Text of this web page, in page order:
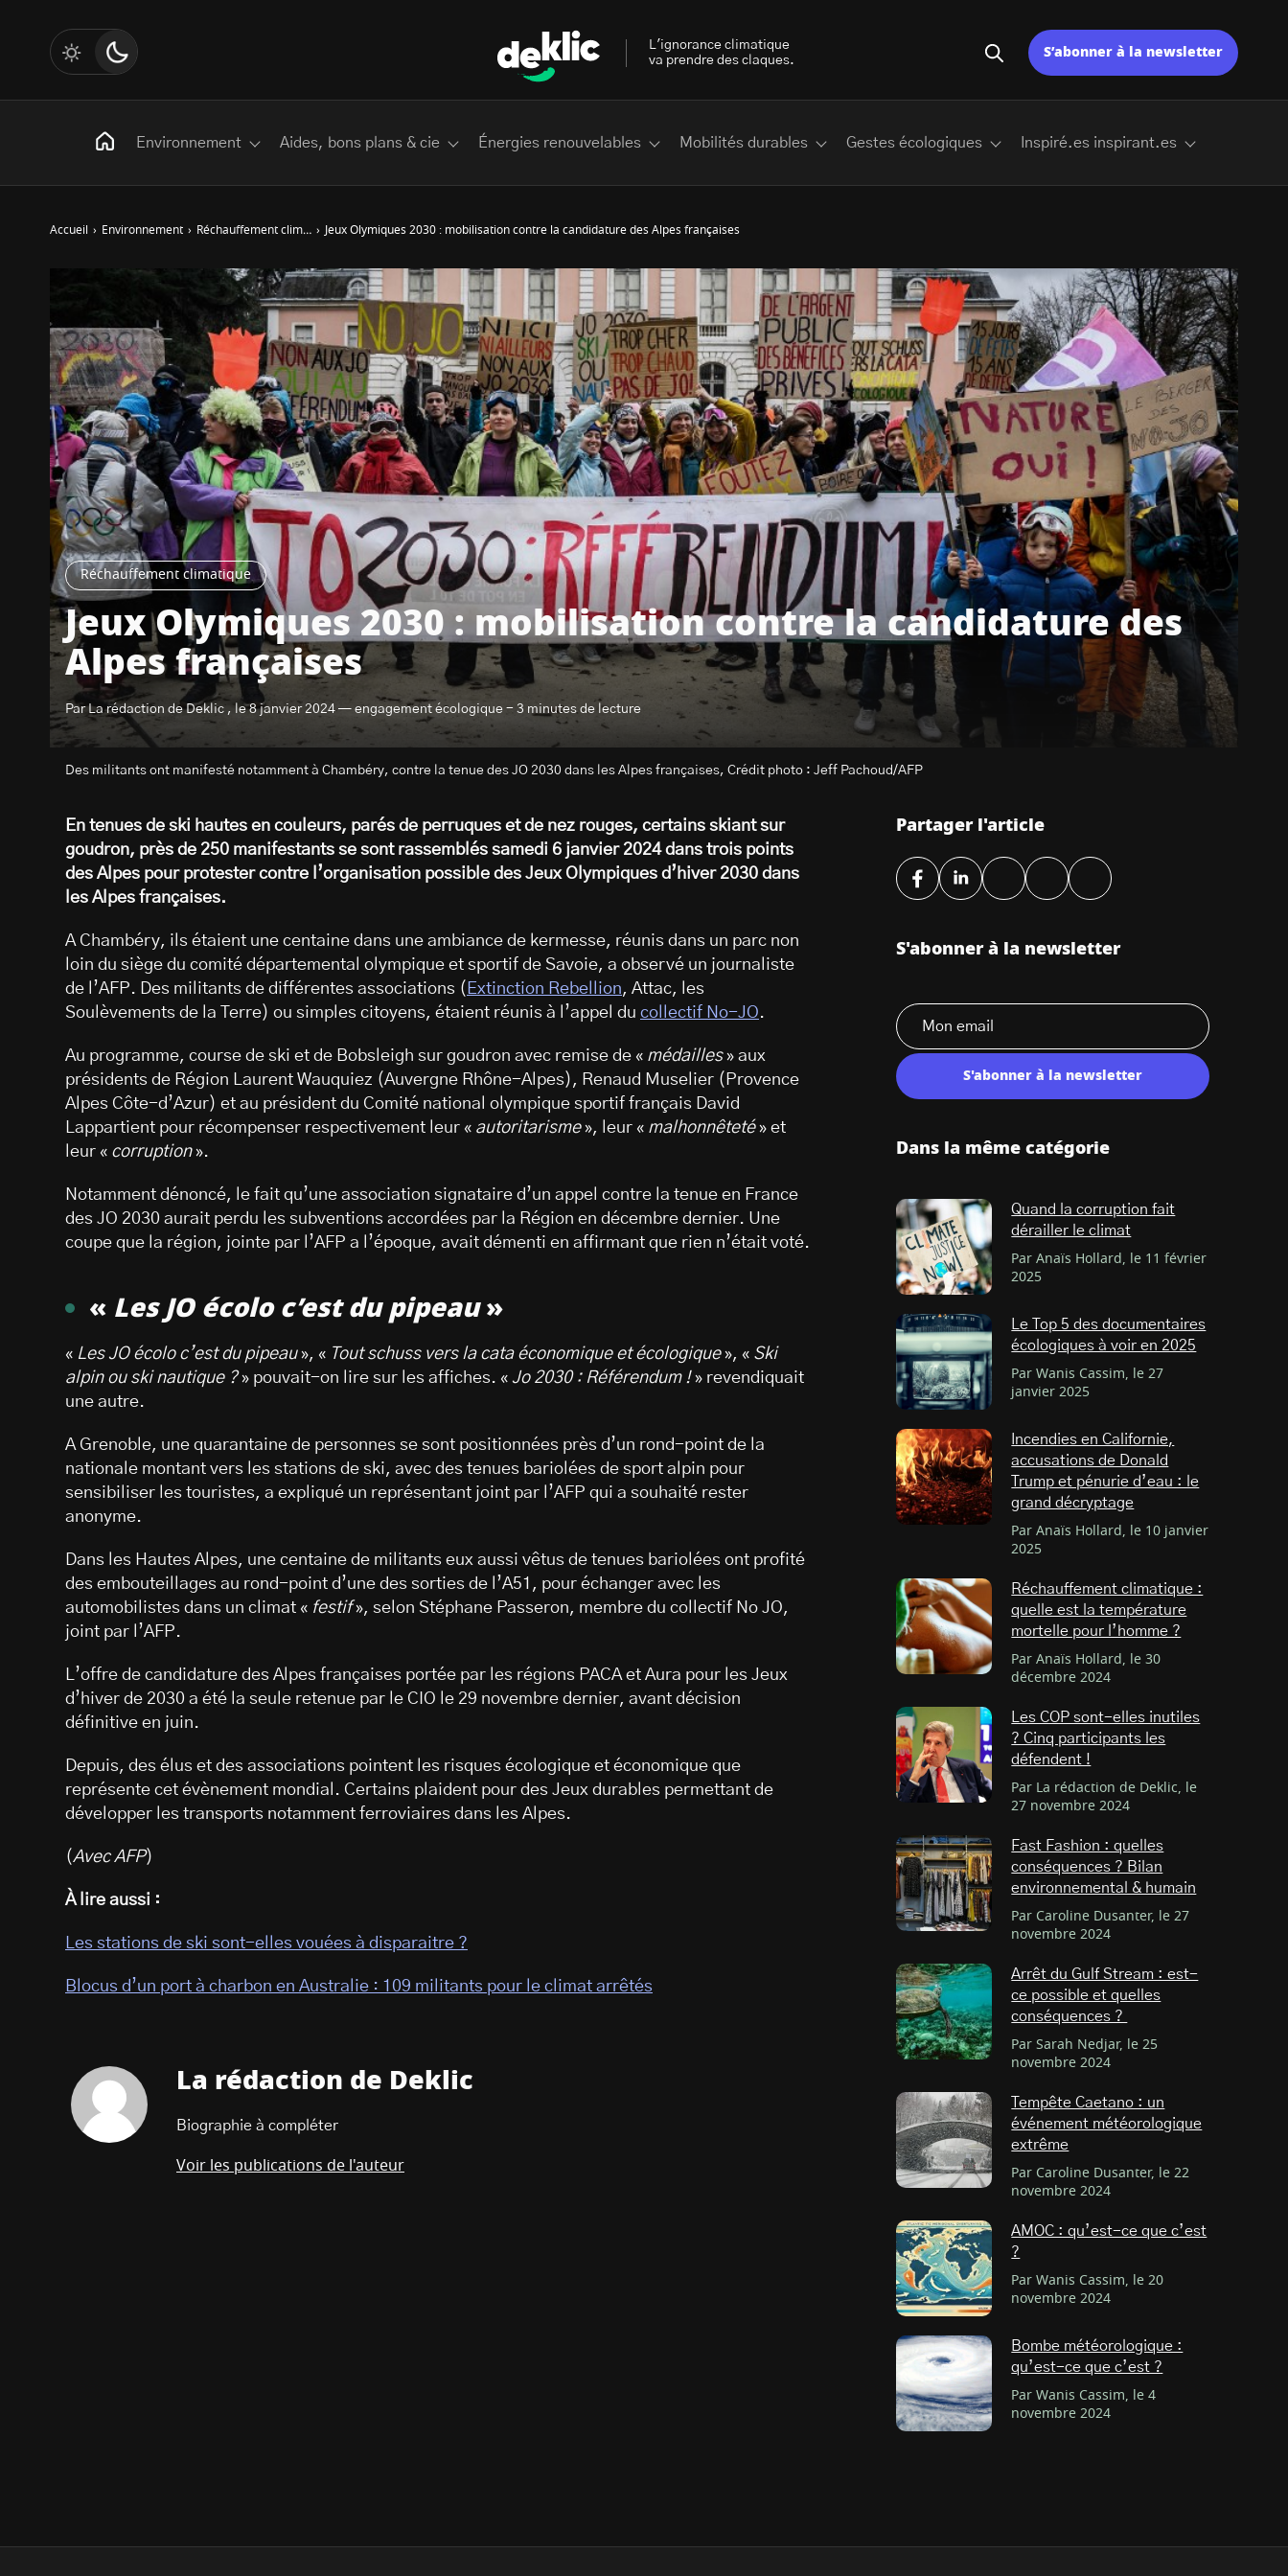
Réchauffement climatique
Jeux Olymiques 2030 : mobilisation contre la candidature des
Alpes françaises
Par La rédaction de Deklic , le 8 janvier 2024 — engagement écologique - 3 minutes de lecture
Des militants ont manifesté notamment à Chambéry, contre la tenue des JO 2030 dans les Alpes françaises, Crédit photo : Jeff Pachoud/AFP
Accueil › Environnement › Réchauffement climatique › Jeux Olymiques 2030 : mobilisation contre la candidature des Alpes françaises
En tenues de ski hautes en couleurs, parés de perruques et de nez rouges, certains skiant sur
goudron, près de 250 manifestants se sont rassemblés samedi 6 janvier 2024 dans trois points
des Alpes pour protester contre l’organisation possible des Jeux Olympiques d’hiver 2030 dans
les Alpes françaises.
A Chambéry, ils étaient une centaine dans une ambiance de kermesse, réunis dans un parc non
loin du siège du comité départemental olympique et sportif de Savoie, a observé un journaliste
de l’AFP. Des militants de différentes associations ( Extinction Rebellion, Attac, les
Soulèvements de la Terre) ou simples citoyens, étaient réunis à l’appel du collectif No-JO.
Au programme, course de ski et de Bobsleigh sur goudron avec remise de « médailles» aux
présidents de Région Laurent Wauquiez (Auvergne Rhône-Alpes), Renaud Muselier (Provence
Alpes Côte-d’Azur) et au président du Comité national olympique sportif français David
Lappartient pour récompenser respectivement leur « autoritarisme», leur « malhonnêteté» et
leur « corruption».
Notamment dénoncé, le fait qu’une association signataire d’un appel contre la tenue en France
des JO 2030 aurait perdu les subventions accordées par la Région en décembre dernier. Une
coupe que la région, jointe par l’AFP a l’époque, avait démenti en affirmant que rien n’était voté.
« Les JO écolo c’est du pipeau»
« Les JO écolo c’est du pipeau», « Tout schuss vers la cata économique et écologique», « Ski
alpin ou ski nautique ?» pouvait-on lire sur les affiches. « Jo 2030 : Référendum !» revendiquait
une autre.
A Grenoble, une quarantaine de personnes se sont positionnées près d’un rond-point de la
nationale montant vers les stations de ski, avec des tenues bariolées de sport alpin pour
sensibiliser les touristes, a expliqué un représentant joint par l’AFP qui a souhaité rester
anonyme.
Dans les Hautes Alpes, une centaine de militants eux aussi vêtus de tenues bariolées ont profité
des embouteillages au rond-point d’une des sorties de l’A51, pour échanger avec les
automobilistes dans un climat « festif», selon Stéphane Passeron, membre du collectif No JO,
joint par l’AFP.
L’offre de candidature des Alpes françaises portée par les régions PACA et Aura pour les Jeux
d’hiver de 2030 a été la seule retenue par le CIO le 29 novembre dernier, avant décision
définitive en juin.
Depuis, des élus et des associations pointent les risques écologique et économique que
représente cet évènement mondial. Certains plaident pour des Jeux durables permettant de
développer les transports notamment ferroviaires dans les Alpes.
(Avec AFP)
À lire aussi :
Les stations de ski sont-elles vouées à disparaitre ?
Blocus d’un port à charbon en Australie : 109 militants pour le climat arrêtés
La rédaction de Deklic
Biographie à compléter
Voir les publications de l'auteur
Partager l'article
S'abonner à la newsletter
S'abonner à la newsletter
Dans la même catégorie
Quand la corruption fait
dérailler le climat
Par Anaïs Hollard, le 11 février
2025
Le Top 5 des documentaires
écologiques à voir en 2025
Par Wanis Cassim, le 27
janvier 2025
Incendies en Californie,
accusations de Donald
Trump et pénurie d’eau : le
grand décryptage
Par Anaïs Hollard, le 10 janvier
2025
Réchauffement climatique :
quelle est la température
mortelle pour l’homme ?
Par Anaïs Hollard, le 30
décembre 2024
Les COP sont-elles inutiles
? Cinq participants les
défendent !
Par La rédaction de Deklic, le
27 novembre 2024
Fast Fashion : quelles
conséquences ? Bilan
environnemental & humain
Par Caroline Dusanter, le 27
novembre 2024
Arrêt du Gulf Stream : est-
ce possible et quelles
conséquences ?
Par Sarah Nedjar, le 25
novembre 2024
Tempête Caetano : un
événement météorologique
extrême
Par Caroline Dusanter, le 22
novembre 2024
AMOC : qu’est-ce que c’est
?
Par Wanis Cassim, le 20
novembre 2024
Bombe météorologique :
qu’est-ce que c’est ?
Par Wanis Cassim, le 4
novembre 2024
L'ignorance climatique
va prendre des claques.
S’abonner à la newsletter
Environnement Aides, bons plans & cie Énergies renouvelables Mobilités durables Gestes écologiques Inspiré.es inspirant.es
Rechercher
:
Les mots clés les plus recherchés sur Deklic
Transition Écologique deklic kids interview Volte-face influenceur.se